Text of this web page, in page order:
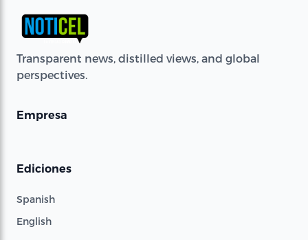
Transparent news, distilled views, and global
perspectives.
Empresa
Ediciones
Spanish
English